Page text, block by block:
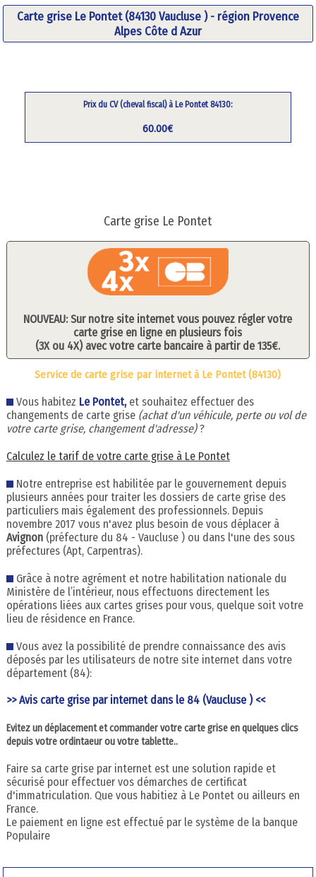
Carte grise Le Pontet (84130 Vaucluse ) - région Provence
Alpes Côte d Azur
Prix du CV (cheval fiscal) à Le Pontet 84130:
60.00€
Carte grise Le Pontet
NOUVEAU: Sur notre site internet vous pouvez régler votre
carte grise en ligne en plusieurs fois
(3X ou 4X) avec votre carte bancaire à partir de 135€.
Service de carte grise par internet à Le Pontet (84130)
Vous habitez Le Pontet, et souhaitez effectuer des
changements de carte grise (achat d'un véhicule, perte ou vol de
votre carte grise, changement d'adresse)?
Calculez le tarif de votre carte grise à Le Pontet
Notre entreprise est habilitée par le gouvernement depuis
plusieurs années pour traiter les dossiers de carte grise des
particuliers mais également des professionnels. Depuis
novembre 2017 vous n'avez plus besoin de vous déplacer à
Avignon(préfecture du 84 - Vaucluse ) ou dans l'une des sous
préfectures (Apt, Carpentras).
Grâce à notre agrément et notre habilitation nationale du
Ministère de l’intérieur, nous effectuons directement les
opérations liées aux cartes grises pour vous, quelque soit votre
lieu de résidence en France.
Vous avez la possibilité de prendre connaissance des avis
déposés par les utilisateurs de notre site internet dans votre
département (84):
>> Avis carte grise par internet dans le 84 (Vaucluse ) <<
Evitez un déplacement et commander votre carte grise en quelques clics
depuis votre ordintaeur ou votre tablette..
Faire sa carte grise par internet est une solution rapide et
sécurisé pour effectuer vos démarches de certificat
d'immatriculation. Que vous habitiez à Le Pontet ou ailleurs en
France.
Le paiement en ligne est effectué par le système de la banque
Populaire